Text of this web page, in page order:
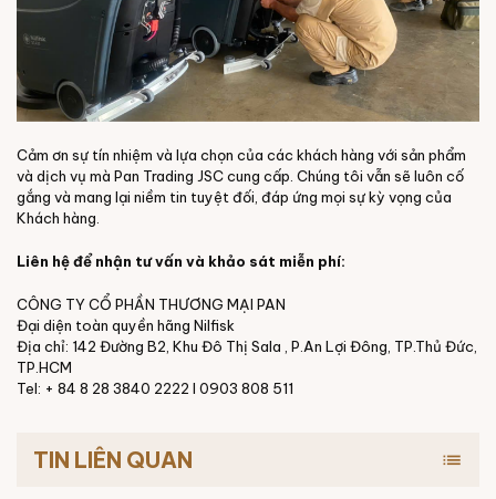
Cảm ơn sự tín nhiệm và lựa chọn của các khách hàng với sản phẩm
và dịch vụ mà Pan Trading JSC cung cấp. Chúng tôi vẫn sẽ luôn cố
gắng và mang lại niềm tin tuyệt đối, đáp ứng mọi sự kỳ vọng của
Khách hàng.
Liên hệ để nhận tư vấn và khảo sát miễn phí:
CÔNG TY CỔ PHẦN THƯƠNG MẠI PAN
Đại diện toàn quyền hãng Nilfisk
Địa chỉ: 142 Đường B2, Khu Đô Thị Sala , P.An Lợi Đông, TP.Thủ Đức,
TP.HCM
Tel: + 84 8 28 3840 2222 I 0903 808 511
TIN LIÊN QUAN list